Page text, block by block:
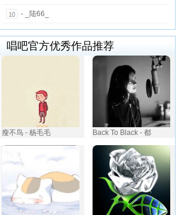
- _陆66_
唱吧官方优秀作品推荐
瘦不鸟 - 杨毛毛 Back To Black - 都